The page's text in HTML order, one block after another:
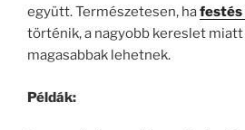
együtt. Természetesen, hafestés
történik, a nagyobb kereslet miatt
magasabbak lehetnek.
Példák: